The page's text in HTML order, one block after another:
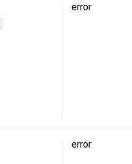
error
error